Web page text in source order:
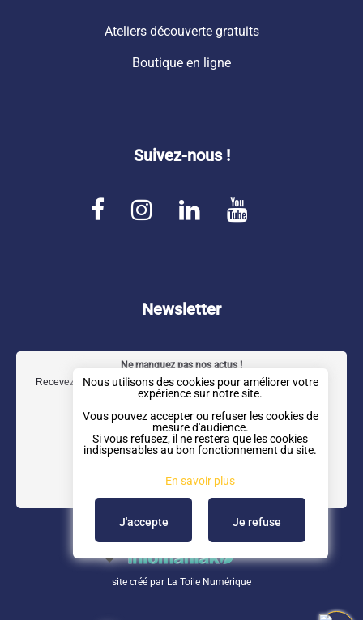
Nous utilisons des cookies pour améliorer votre
expérience sur notre site.
Vous pouvez accepter ou refuser les cookies de
mesure d'audience.
Si vous refusez, il ne restera que les cookies
indispensables au bon fonctionnement du site.
En savoir plus
J'accepte Je refuse
Ateliers découverte gratuits
Boutique en ligne
Suivez-nous !
o
k
a
r
a
m
e
I
n
e
Newsletter
Ne manquez pas nos actus !
Recevez notre newsletter trimestrielle directement dans votre boîte
mail.
site créé par La Toile Numérique